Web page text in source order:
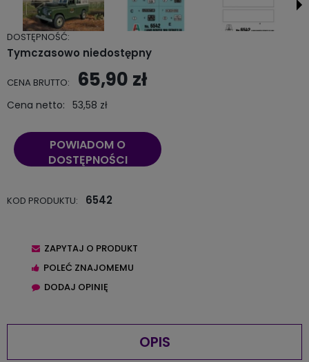
DOSTĘPNOŚĆ:
Tymczasowo niedostępny
CENA BRUTTO: 65,90 zł
Cena netto: 53,58 zł
POWIADOM O
DOSTĘPNOŚCI
KOD PRODUKTU: 6542
ZAPYTAJ O PRODUKT
POLEĆ ZNAJOMEMU
DODAJ OPINIĘ
OPIS